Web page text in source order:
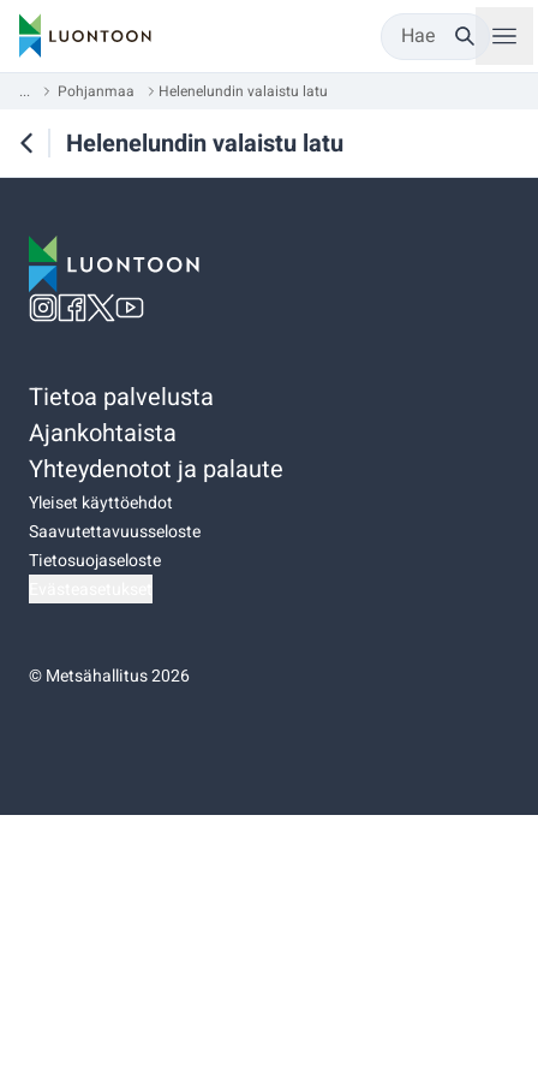
Hae
... Pohjanmaa Helenelundin valaistu latu
Helenelundin valaistu latu
Tietoa palvelusta
Ajankohtaista
Yhteydenotot ja palaute
Yleiset käyttöehdot
Saavutettavuusseloste
Tietosuojaseloste
©Metsähallitus 2026